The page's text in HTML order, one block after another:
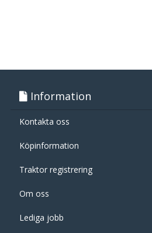
Information
Kontakta oss
Köpinformation
Traktor registrering
Om oss
Lediga jobb